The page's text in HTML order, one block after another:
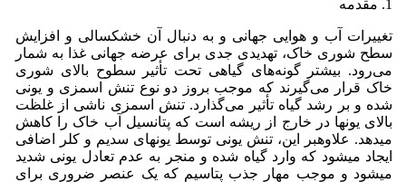
1. مقدمه
تغییرات آب و هوایی جهانی و به دنبال آن خشکسالی و افزایش
سطح شوری خاک، تهدیدی جدی برای عرضه جهانی غذا به شمار
می‌رود. بیشتر گونه‌های گیاهی تحت تأثیر سطوح بالای شوری
خاک قرار می‌گیرند که موجب بروز دو نوع تنش اسمزی و یونی
شده و بر رشد گیاه تأثیر می‌گذارد. تنش اسمزی ناشی از غلظت
بالای یونها در خارج از ریشه است که پتانسیل آب خاک را کاهش
میدهد. علاوهبر این، تنش یونی توسط یونهای سدیم و کلر اضافی
ایجاد میشود که وارد گیاه شده و منجر به عدم تعادل یونی شدید
میشود و موجب مهار جذب پتاسیم که یک عنصر ضروری برای